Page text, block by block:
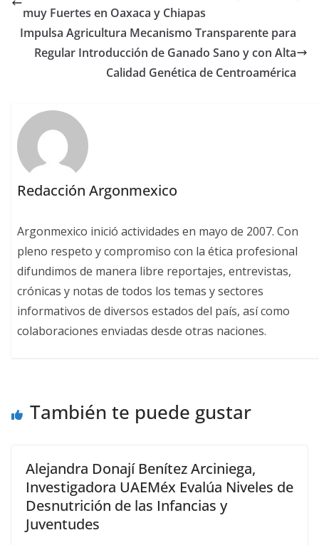
muy Fuertes en Oaxaca y Chiapas
Impulsa Agricultura Mecanismo Transparente para
Regular Introducción de Ganado Sano y con Alta
Calidad Genética de Centroamérica
Redacción Argonmexico
Argonmexico inició actividades en mayo de 2007. Con
pleno respeto y compromiso con la ética profesional
difundimos de manera libre reportajes, entrevistas,
crónicas y notas de todos los temas y sectores
informativos de diversos estados del país, así como
colaboraciones enviadas desde otras naciones.
También te puede gustar
Alejandra Donají Benítez Arciniega,
Investigadora UAEMéx Evalúa Niveles de
Desnutrición de las Infancias y
Juventudes